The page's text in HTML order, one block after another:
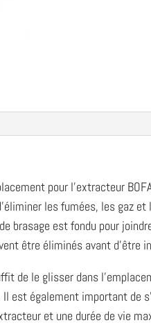
pour l’extracteur
les fumées, les gaz
brasage est fondu pour
être éliminés avant d’être
le glisser dans
également important de
et une durée de vie